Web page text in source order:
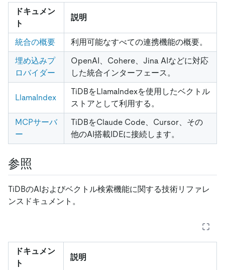
ドキュメン
ト
説明
統合の概要
利用可能なすべての連携機能の概要。
埋め込みプ
ロバイダー
OpenAI、Cohere、Jina AIなどに対応
した統合インターフェース。
LlamaIndex
TiDBをLlamaIndexを使用したベクトル
ストアとして利用する。
MCPサーバ
ー
TiDBをClaude Code、Cursor、その
他のAI搭載IDEに接続します。
参照
TiDBのAIおよびベクトル検索機能に関する技術リファレ
ンスドキュメント。
ドキュメン
ト
説明